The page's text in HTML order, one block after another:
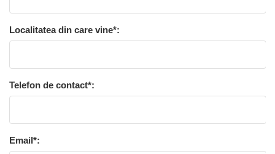
Localitatea din care vine*:
Telefon de contact*:
Email*: